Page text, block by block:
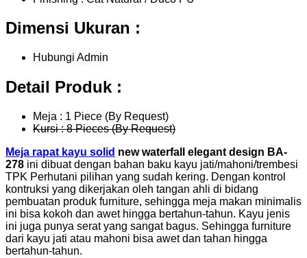
Dimensi Ukuran :
Hubungi Admin
Detail Produk :
Meja : 1 Piece (By Request)
Kursi : 8 Pieces (By Request)
Meja rapat kayu solid new waterfall elegant design BA-
278 ini dibuat dengan bahan baku kayu jati/mahoni/trembesi
TPK Perhutani pilihan yang sudah kering. Dengan kontrol
kontruksi yang dikerjakan oleh tangan ahli di bidang
pembuatan produk furniture, sehingga meja makan minimalis
ini bisa kokoh dan awet hingga bertahun-tahun. Kayu jenis
ini juga punya serat yang sangat bagus. Sehingga furniture
dari kayu jati atau mahoni bisa awet dan tahan hingga
bertahun-tahun.